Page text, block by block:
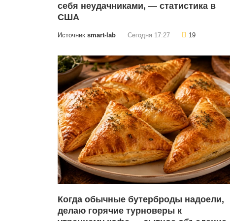
себя неудачниками, — статистика в
США
Источник smart-lab Сегодня 17:27 19
Когда обычные бутерброды надоели,
делаю горячие турноверы к